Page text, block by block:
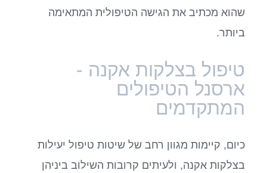
שהוא מכתיב את הגישה הטיפולית המתאימה
ביותר.
טיפול בצלקות אקנה -
ארסנל הטיפולים
המתקדמים
כיום, קיימות מגוון רחב של שיטות טיפול יעילות
בצלקות אקנה, ולעיתים קרובות השילוב ביניהן